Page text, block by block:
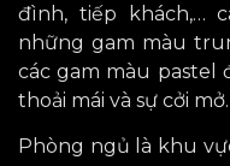
đình, tiếp khách,…
những gam màu
các gam màu pastel
thoải mái và sự cởi mở.
Phòng ngủ là khu